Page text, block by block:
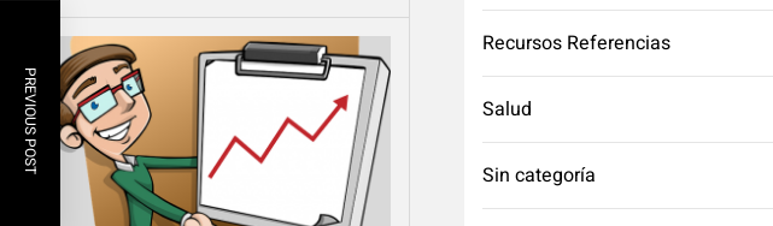
PREVIOUS POST
Recursos Referencias
Salud
Sin categoría